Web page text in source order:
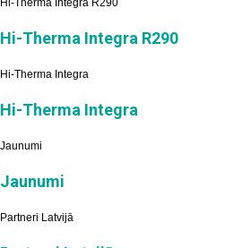
Hi-Therma Integra R290
Hi-Therma Integra R290
Hi-Therma Integra
Hi-Therma Integra
Jaunumi
Jaunumi
Partneri Latvijā